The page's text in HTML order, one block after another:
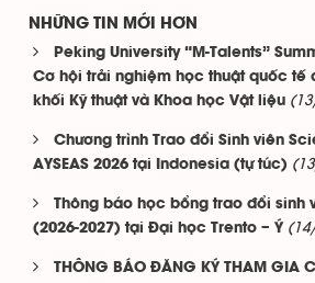
NHỮNG TIN MỚI HƠN
Peking University “M-Talents”
Cơ hội trải nghiệm học thuật quốc tế
khối Kỹ thuật và Khoa học Vật liệu
Chương trình Trao đổi Sinh viên
AYSEAS 2026 tại Indonesia (tự túc)
Thông báo học bổng trao đổi sinh
(2026-2027) tại Đại học Trento – Ý
THÔNG BÁO ĐĂNG KÝ THAM GIA